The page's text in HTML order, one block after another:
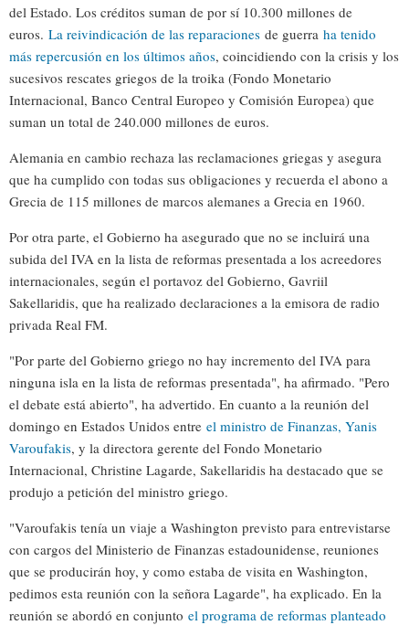
del Estado. Los créditos suman de por sí 10.300 millones de
euros. La reivindicación de las reparaciones de guerra ha tenido
más repercusión en los últimos años, coincidiendo con la crisis y los
sucesivos rescates griegos de la troika (Fondo Monetario
Internacional, Banco Central Europeo y Comisión Europea) que
suman un total de 240.000 millones de euros.
Alemania en cambio rechaza las reclamaciones griegas y asegura
que ha cumplido con todas sus obligaciones y recuerda el abono a
Grecia de 115 millones de marcos alemanes a Grecia en 1960.
Por otra parte, el Gobierno ha asegurado que no se incluirá una
subida del IVA en la lista de reformas presentada a los acreedores
internacionales, según el portavoz del Gobierno, Gavriil
Sakellaridis, que ha realizado declaraciones a la emisora de radio
privada Real FM.
"Por parte del Gobierno griego no hay incremento del IVA para
ninguna isla en la lista de reformas presentada", ha afirmado. "Pero
el debate está abierto", ha advertido. En cuanto a la reunión del
domingo en Estados Unidos entre el ministro de Finanzas, Yanis
Varoufakis, y la directora gerente del Fondo Monetario
Internacional, Christine Lagarde, Sakellaridis ha destacado que se
produjo a petición del ministro griego.
"Varoufakis tenía un viaje a Washington previsto para entrevistarse
con cargos del Ministerio de Finanzas estadounidense, reuniones
que se producirán hoy, y como estaba de visita en Washington,
pedimos esta reunión con la señora Lagarde", ha explicado. En la
reunión se abordó en conjunto el programa de reformas planteado